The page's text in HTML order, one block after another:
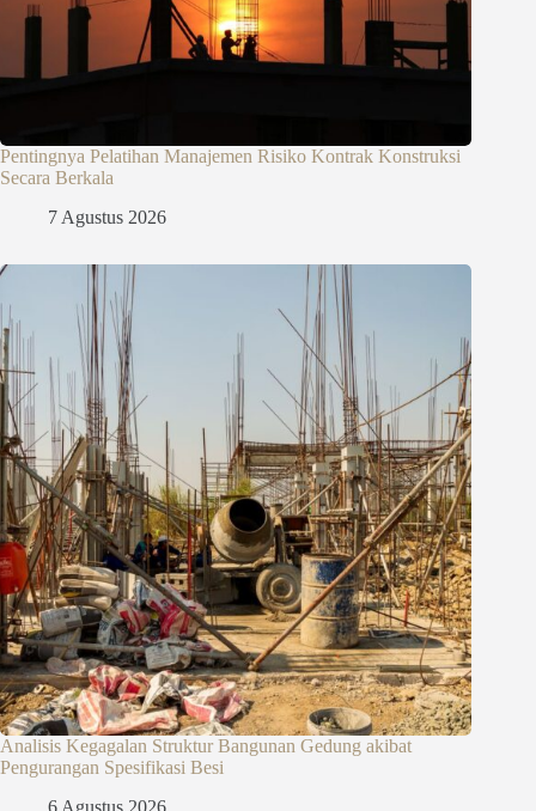
Pentingnya Pelatihan Manajemen Risiko Kontrak Konstruksi
Secara Berkala
7 Agustus 2026
Analisis Kegagalan Struktur Bangunan Gedung akibat
Pengurangan Spesifikasi Besi
6 Agustus 2026